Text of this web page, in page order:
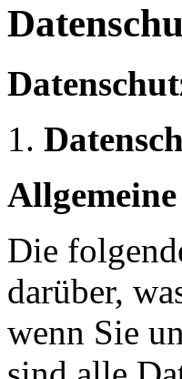
Die
darüber,
wenn Sie